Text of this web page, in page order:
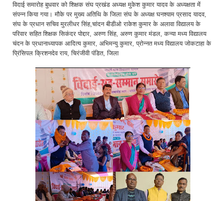
विदाई समारोह बुधवार को शिक्षक संघ प्रखंड अध्यक्ष मुकेश कुमार यादव के अध्यक्षता में
संपन्न किया गया। मौके पर मुख्य अतिथि के जिला संघ के अध्यक्ष घनश्याम प्रसाद यादव,
संघ के प्रधान सचिव मुरलीधर सिंह,चांदन बीडीओ राकेश कुमार के अलावा विद्यालय के
परिवार सहित शिक्षक सिकंदर पोद्दार, अरुण सिंह, अरुण कुमार मंडल, कन्या मध्य विद्यालय
चंदन के प्रधानाध्यापक आदित्य कुमार, अभिमन्यु कुमार, प्रोन्नत मध्य विद्यालय जोकटाहा के
प्रिंसिपल क्रिशनदेव राय, चिरंजीवी पंडित, जिला